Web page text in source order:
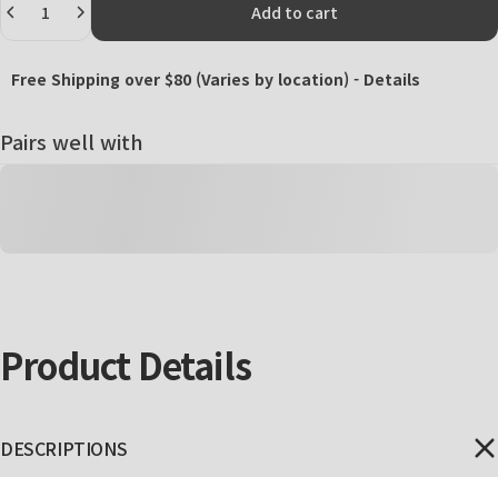
Add to cart
Free Shipping over $80 (Varies by location) - Details
Pairs well with
Product Details
DESCRIPTIONS